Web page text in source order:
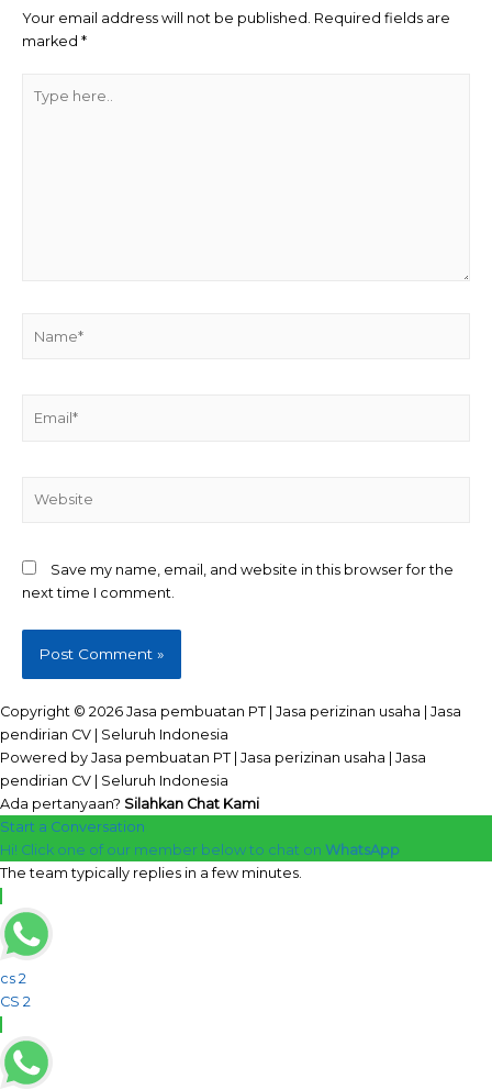
Your email address will not be published. Required fields are
marked *
here..
Save my name, email, and website in this browser for the
next time I comment.
Copyright © 2026 Jasa pembuatan PT | Jasa perizinan usaha | Jasa
pendirian CV | Seluruh Indonesia
Powered by Jasa pembuatan PT | Jasa perizinan usaha | Jasa
pendirian CV | Seluruh Indonesia
Ada pertanyaan? Silahkan Chat Kami
Start a Conversation
Hi! Click one of our member below to chat on WhatsApp
The team typically replies in a few minutes.
cs 2
CS 2